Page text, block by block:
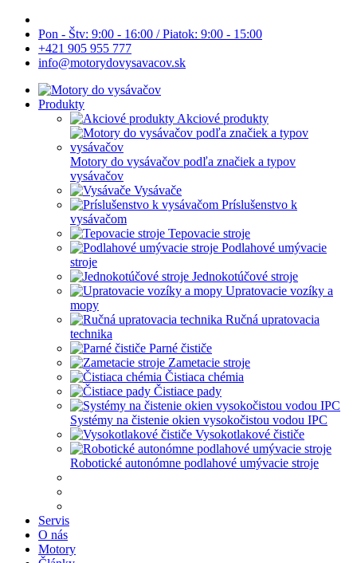
Pon - Štv: 9:00 - 16:00 / Piatok: 9:00 - 15:00
+421 905 955 777
info@motorydovysavacov.sk
Produkty
Akciové produkty
Motory do vysávačov podľa značiek a typov
vysávačov
Vysávače
Príslušenstvo k
vysávačom
Tepovacie stroje
Podlahové umývacie
stroje
Jednokotúčové stroje
Upratovacie vozíky a
mopy
Ručná upratovacia
technika
Parné čističe
Zametacie stroje
Čistiaca chémia
Čistiace pady
Systémy na čistenie okien vysokočistou vodou IPC
Vysokotlakové čističe
Robotické autonómne podlahové umývacie stroje
Servis
O nás
Motory